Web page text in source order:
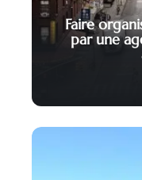
Faire
par une